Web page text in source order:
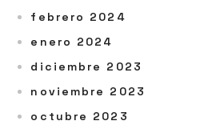
febrero 2024
enero 2024
diciembre 2023
noviembre 2023
octubre 2023